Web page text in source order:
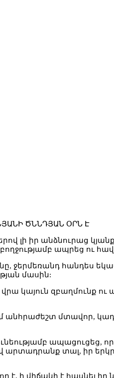
ԾՆՆԴՅԱՆ ՕՐՆ Է
լի իր անձնուրաց
ապրեց ու
հանդես
մասին:
կայուն զբաղմունք
մտավոր,
արտադրանք տալ, իր
է, ի վիճակի է հասնել